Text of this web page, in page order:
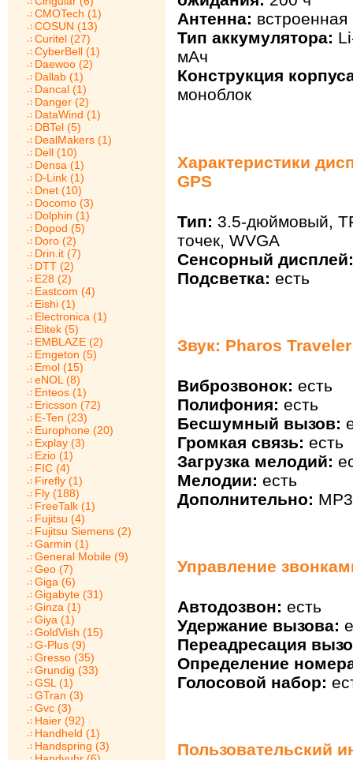
CMOTech (1)
COSUN (13)
Curitel (27)
CyberBell (1)
Daewoo (2)
Dallab (1)
Dancal (1)
Danger (2)
DataWind (1)
DBTel (5)
DealMakers (1)
Dell (10)
Densa (1)
D-Link (1)
Dnet (10)
Docomo (3)
Dolphin (1)
Dopod (5)
Doro (2)
Drin.it (7)
DTT (2)
E28 (2)
Eastcom (4)
Eishi (1)
Electronica (1)
Elitek (5)
EMBLAZE (2)
Emgeton (5)
Emol (15)
eNOL (8)
Enteos (1)
Ericsson (72)
E-Ten (23)
Europhone (20)
Explay (3)
Ezio (1)
FIC (4)
Firefly (1)
Fly (188)
FreeTalk (1)
Fujitsu (4)
Fujitsu Siemens (2)
Garmin (1)
General Mobile (9)
Geo (7)
Giga (6)
Gigabyte (31)
Ginza (1)
Giya (1)
GoldVish (15)
G-Plus (9)
Gresso (35)
Grundig (33)
GSL (1)
GTran (3)
Gvc (3)
Haier (92)
Handheld (1)
Handspring (3)
Антенна: встроенная
Тип аккумулятора:
мАч
Конструкция
моноблок
Характеристики
GPS
Тип: 3.5-дюймовый,
точек, WVGA
Сенсорный дисплей:
Подсветка: есть
Звук: Pharos
Виброзвонок: есть
Полифония: есть
Бесшумный вызов:
Громкая связь: есть
Загрузка мелодий:
Мелодии: есть
Дополнительно:
Управление
Автодозвон: есть
Удержание вызова:
Переадресация
Определение
Голосовой набор:
Пользовательский